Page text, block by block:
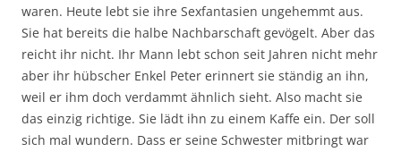
waren. Heute lebt sie ihre Sexfantasien ungehemmt aus.
Sie hat bereits die halbe Nachbarschaft gevögelt. Aber das
reicht ihr nicht. Ihr Mann lebt schon seit Jahren nicht mehr
aber ihr hübscher Enkel Peter erinnert sie ständig an ihn,
weil er ihm doch verdammt ähnlich sieht. Also macht sie
das einzig richtige. Sie lädt ihn zu einem Kaffe ein. Der soll
sich mal wundern. Dass er seine Schwester mitbringt war